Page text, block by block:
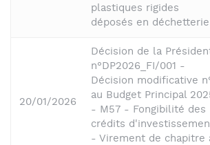
plastiques rigides
déposés en déchetterie
20/01/2026
Décision de la
n°DP2026_FI/001 -
Décision modificative
au Budget Principal
- M57 - Fongibilité des
crédits
- Virement de chapitre